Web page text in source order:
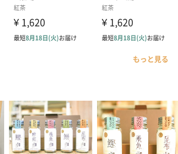
もっと見る